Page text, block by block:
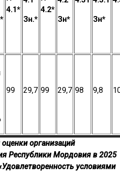
4.1*
Зн.*
4.2*
Зн* Зн*
99 29,7 99 29,7 98 9,8
организаций
Республики Мордовия в 2025
условиями